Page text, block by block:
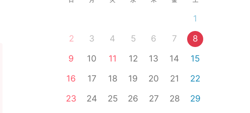
1
2
3 4 5 6 7
8
9
10 11 12 13 14
15
16
17 18 19 20 21
22
23
24 25 26 27 28
29